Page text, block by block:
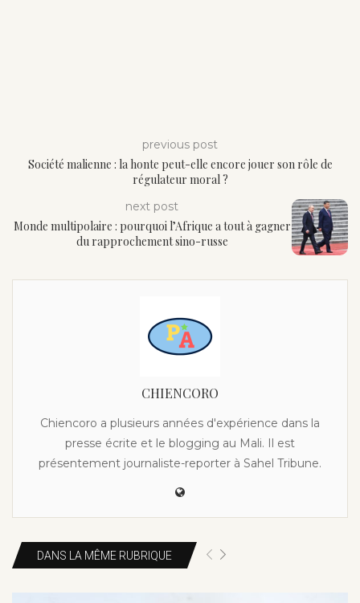
previous post
Société malienne : la honte peut-elle encore jouer son rôle de
régulateur moral ?
next post
Monde multipolaire : pourquoi l’Afrique a tout à gagner
du rapprochement sino-russe
CHIENCORO
Chiencoro a plusieurs années d'expérience dans la
presse écrite et le blogging au Mali. Il est
présentement journaliste-reporter à Sahel Tribune.
DANS LA MÊME RUBRIQUE